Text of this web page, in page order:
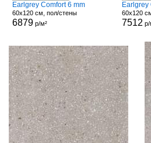
Earlgrey Comfort 6 mm
60x120 см, пол/стены
6879р/м²
Earlgrey
60x120
7512 р/